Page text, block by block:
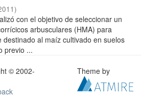
)
con el objetivo de seleccionar un
arbusculares (HMA) para
al maíz cultivado en suelos
previo ...
© 2002-
Theme by